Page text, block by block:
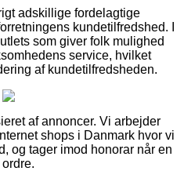
adskillige fordelagtige
kundetilfredshed. I
som giver folk mulighed
service, hvilket
af kundetilfredsheden.
af annoncer. Vi arbejder
shops i Danmark hvor vi
og tager imod honorar når en